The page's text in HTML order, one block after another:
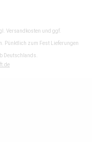
Versandkosten und ggf.
Pünktlich zum Fest Lieferungen
Deutschlands.